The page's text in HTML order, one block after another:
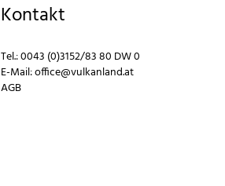
Kontakt
Tel.:0043 (0)3152/83 80 DW 0
E-Mail:office@vulkanland.at
AGB